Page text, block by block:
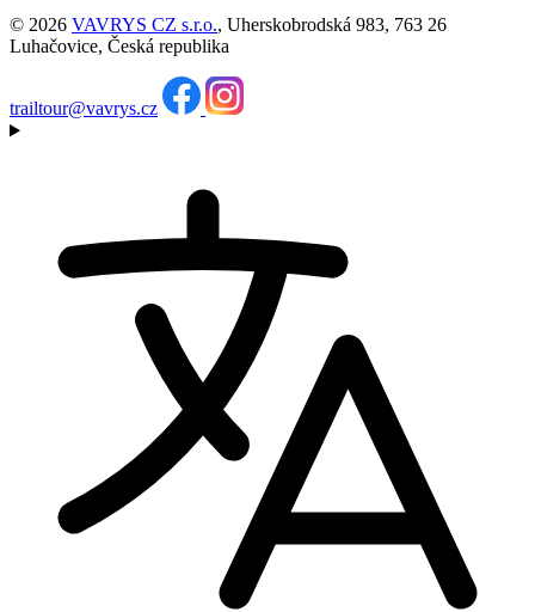
© 2026 VAVRYS CZ s.r.o., Uherskobrodská 983, 763 26
Luhačovice, Česká republika
trailtour@vavrys.cz